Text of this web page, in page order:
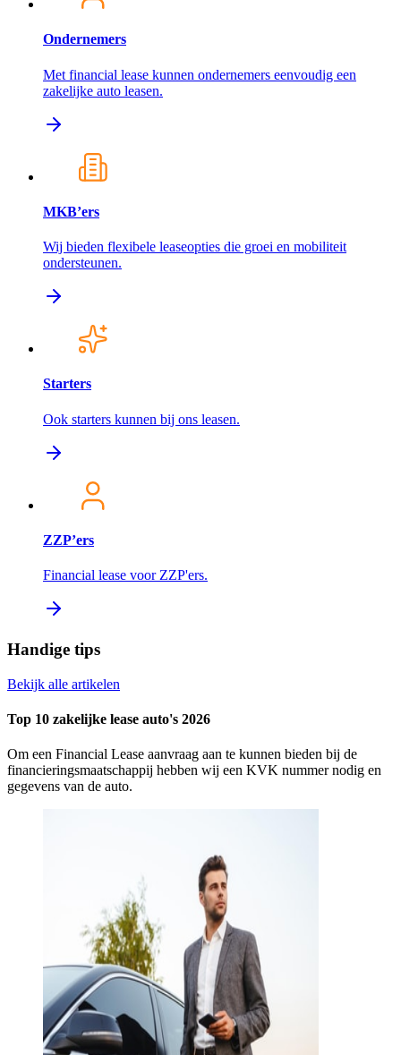
Ondernemers
Met financial lease kunnen ondernemers eenvoudig een
zakelijke auto leasen.
MKB’ers
Wij bieden flexibele leaseopties die groei en mobiliteit
ondersteunen.
Starters
Ook starters kunnen bij ons leasen.
ZZP’ers
Financial lease voor ZZP'ers.
Handige tips
Bekijk alle artikelen
Top 10 zakelijke lease auto's 2026
Om een Financial Lease aanvraag aan te kunnen bieden bij de
financieringsmaatschappij hebben wij een KVK nummer nodig en
gegevens van de auto.